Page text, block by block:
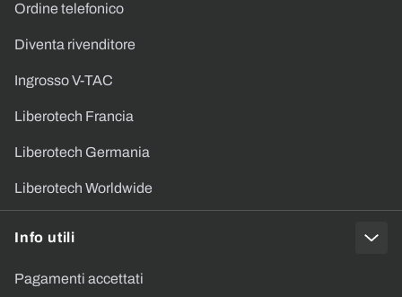
Ordine telefonico
Diventa rivenditore
Ingrosso V-TAC
Liberotech Francia
Liberotech Germania
Liberotech Worldwide
Info utili
Pagamenti accettati